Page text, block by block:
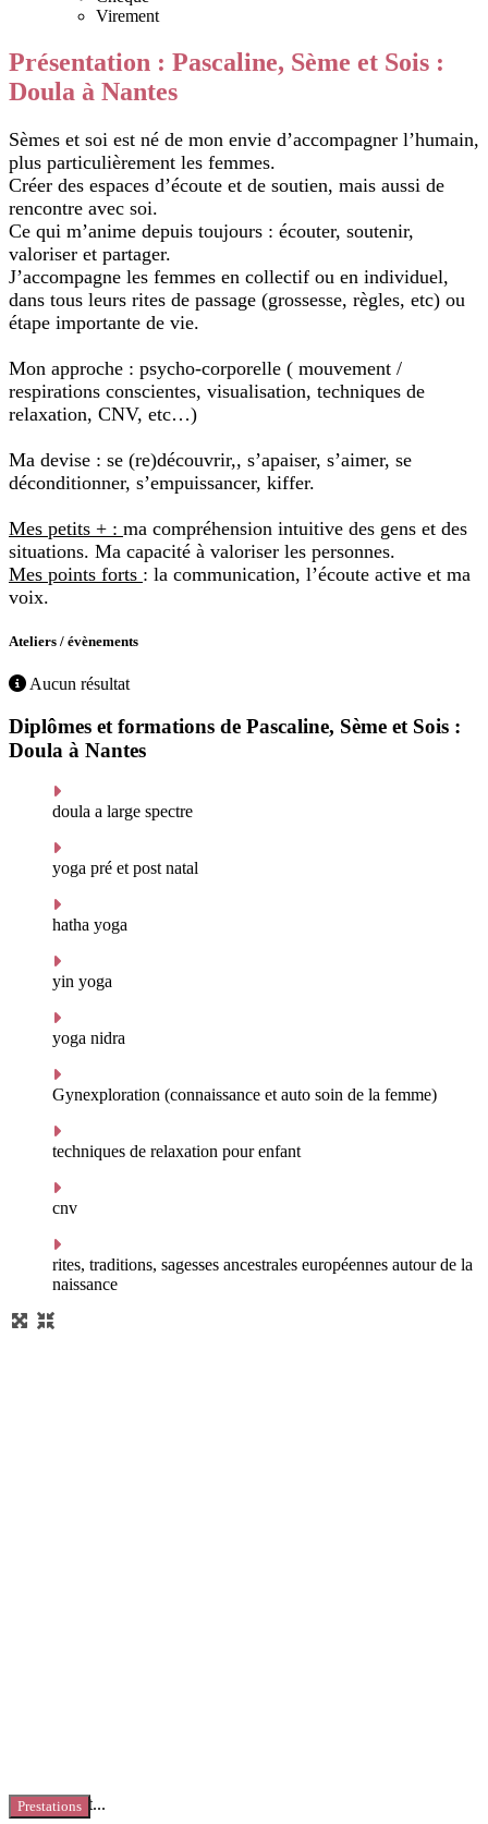
Virement
Présentation : Pascaline, Sème et Sois :
Doula à Nantes
Sèmes et soi est né de mon envie d’accompagner l’humain,
plus particulièrement les femmes.
Créer des espaces d’écoute et de soutien, mais aussi de
rencontre avec soi.
Ce qui m’anime depuis toujours : écouter, soutenir,
valoriser et partager.
J’accompagne les femmes en collectif ou en individuel,
dans tous leurs rites de passage (grossesse, règles, etc) ou
étape importante de vie.
Mon approche : psycho-corporelle ( mouvement /
respirations conscientes, visualisation, techniques de
relaxation, CNV, etc…)
Ma devise : se (re)découvrir,, s’apaiser, s’aimer, se
déconditionner, s’empuissancer, kiffer.
Mes petits + : ma compréhension intuitive des gens et des
situations. Ma capacité à valoriser les personnes.
Mes points forts : la communication, l’écoute active et ma
voix.
Ateliers / évènements
Aucun résultat
Diplômes et formations de Pascaline, Sème et Sois :
Doula à Nantes
doula a large spectre
yoga pré et post natal
hatha yoga
yin yoga
yoga nidra
Gynexploration (connaissance et auto soin de la femme)
techniques de relaxation pour enfant
cnv
rites, traditions, sagesses ancestrales européennes autour de la
naissance
Chargement...
Prestations